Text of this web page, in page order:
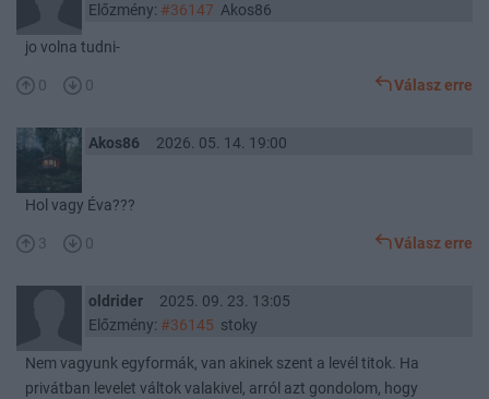
Előzmény: #36147 Akos86
jo volna tudni-
0 0 Válasz erre
Akos86 2026. 05. 14. 19:00
Hol vagy Éva???
3 0 Válasz erre
oldrider
2025. 09. 23. 13:05
Előzmény: #36145 stoky
Nem vagyunk egyformák, van akinek szent a levél titok. Ha
privátban levelet váltok valakivel, arról azt gondolom, hogy